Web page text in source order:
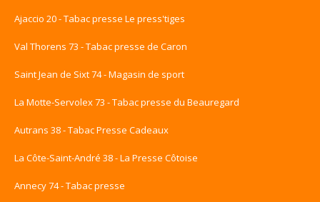
Ajaccio 20 - Tabac presse Le press'tiges
Val Thorens 73 - Tabac presse de Caron
Saint Jean de Sixt 74 - Magasin de sport
La Motte-Servolex 73 - Tabac presse du Beauregard
Autrans 38 - Tabac Presse Cadeaux
La Côte-Saint-André 38 - La Presse Côtoise
Annecy 74 - Tabac presse